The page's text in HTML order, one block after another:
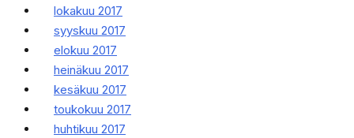
lokakuu 2017
syyskuu 2017
elokuu 2017
heinäkuu 2017
kesäkuu 2017
toukokuu 2017
huhtikuu 2017